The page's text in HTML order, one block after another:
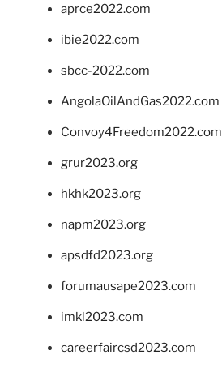
aprce2022.com
ibie2022.com
sbcc-2022.com
AngolaOilAndGas2022.com
Convoy4Freedom2022.com
grur2023.org
hkhk2023.org
napm2023.org
apsdfd2023.org
forumausape2023.com
imkl2023.com
careerfaircsd2023.com